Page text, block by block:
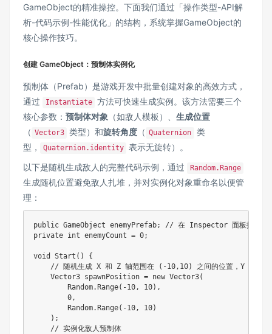
GameObject的精准操控。下面我们通过「操作类型-API解
析-代码示例-性能优化」的结构，系统掌握GameObject的
核心操作技巧。
创建 GameObject：预制体实例化
预制体（Prefab）是游戏开发中批量创建对象的高效方式，
通过
Instantiate 方法可快速生成实例。该方法需要三个
核心参数： 预制体对象 （如敌人模板）、 生成位置
（ Vector3 类型）和旋转角度 （ Quaternion
类
型，
Quaternion.identity 表示无旋转）。
以下是随机生成敌人的完整代码示例，通过
Random.Range
生成随机位置避免敌人扎堆，并对实例化对象重命名以便管
理：
public GameObject enemyPrefab;
// 在 Inspector 面板拖入预
private int enemyCount = 0;
void Start ( )
{
// 随机生成 X 和 Z 轴范围在 (-10,10) 之间的位置，Y 轴固
Vector3 spawnPosition = new Vector3(
        Random
. Range( -10, 10) ,
0,
        Random
. Range( -10, 10)
) ;
// 实例化敌人预制体